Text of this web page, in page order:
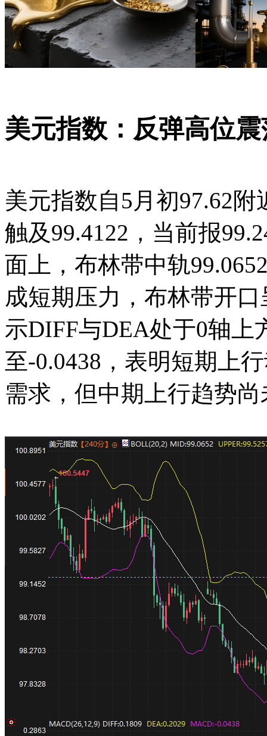
美元指数：反弹高位
美元指数自5月初97.62
触及99.4122，当前报
面上，布林带中轨
成短期压力，布林带开
示DIFF与DEA处于0轴上
至-0.0438，表明短期上
需求，但中期上行趋势